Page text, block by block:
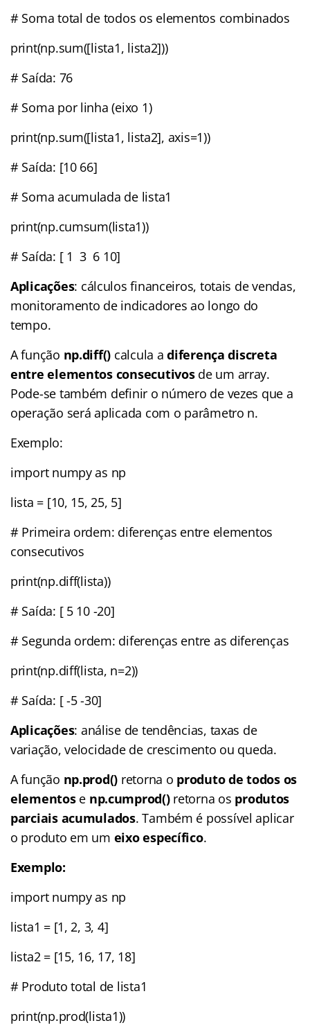
# Soma total de todos os elementos combinados
print(np.sum([lista1, lista2]))
# Saída: 76
# Soma por linha (eixo 1)
print(np.sum([lista1, lista2], axis=1))
# Saída: [10 66]
# Soma acumulada de lista1
print(np.cumsum(lista1))
# Saída: [ 1 3 6 10]
Aplicações: cálculos financeiros, totais de vendas,
monitoramento de indicadores ao longo do
tempo.
A função np.diff() calcula adiferença discreta
entre elementos consecutivosde um array.
Pode-se também definir o número de vezes que a
operação será aplicada com o parâmetro n.
Exemplo:
import numpy as np
lista = [10, 15, 25, 5]
# Primeira ordem: diferenças entre elementos
consecutivos
print(np.diff(lista))
# Saída: [ 5 10 -20]
# Segunda ordem: diferenças entre as diferenças
print(np.diff(lista, n=2))
# Saída: [ -5 -30]
Aplicações: análise de tendências, taxas de
variação, velocidade de crescimento ou queda.
A função np.prod() retorna o produto de todos os
elementose np.cumprod()retorna os produtos
parciais acumulados. Também é possível aplicar
o produto em um eixo específico.
Exemplo:
import numpy as np
lista1 = [1, 2, 3, 4]
lista2 = [15, 16, 17, 18]
# Produto total de lista1
print(np.prod(lista1))